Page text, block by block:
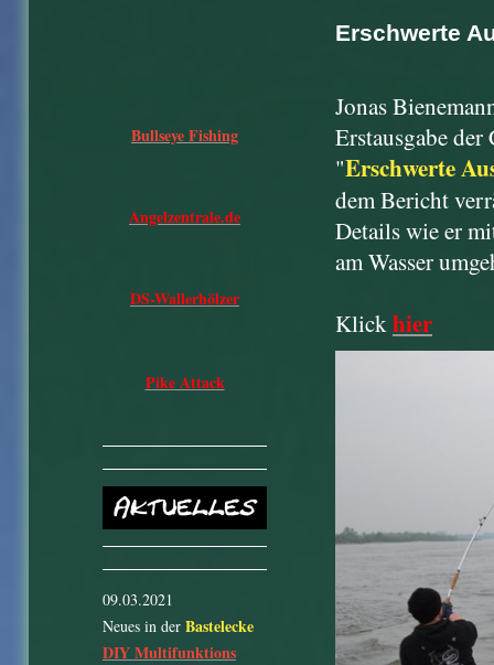
Erschwerte
Jonas
Erstausgabe
"Erschwerte
dem Bericht
Details wie er
am Wasser
Klickhier
Bullseye Fishing
Angelzentrale.de
DS-Wallerhölzer
Pike Attack
09.03.2021
Neues in der Bastelecke
DIY Multifunktions